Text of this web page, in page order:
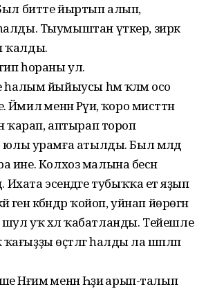
битте йыртып алып,
Тыумыштан үткер, зирәк
ҡалды.
һораны ул.
йыйыусы һәм ҡәләм осо
менән Рәүиә, ҡоро мисәттән
ҡарап, аптырап тороп
юлы урамға атылды. Был мәлдә
ине. Колхоз малына бесән
Ихата эсендәге тубыҡҡа етә яҙып
кәбәндәр ҡойоп, уйнап йөрөгән
шул уҡ хәл ҡабатланды. Тейешле
өҫтәлгә һалды ла шәпләп
менән Һәҙиә арып-талып